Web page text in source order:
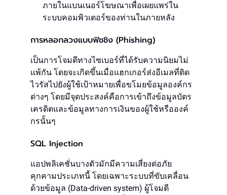
ภายในแบนเนอร์โฆษณาเพื่อเผยแพร่ใน
ระบบคอมพิวเตอร์ของท่านในภายหลัง
การหลอกลวงแบบฟิชชิง (Phishing)
เป็นการโจมตีทางไซเบอร์ที่ได้รับความนิยมไม่
แพ้กัน โดยจะเกิดขึ้นเมื่อแฮกเกอร์ส่งอีเมลที่ติด
ไวรัสไปยังผู้ใช้เป้าหมายเพื่อขโมยข้อมูลองค์กร
ต่างๆ โดยมีจุดประสงค์คือการเข้าถึงข้อมูลบัตร
เครดิตและข้อมูลทางการเงินของผู้ใช้หรือองค์
กรนั้นๆ
SQL Injection
แอปพลิเคชั่นบางตัวมักมีความเสี่ยงต่อภัย
คุกคามประเภทนี้ โดยเฉพาะระบบที่ขับเคลื่อน
ด้วยข้อมูล (Data-driven system) ผู้โจมตี